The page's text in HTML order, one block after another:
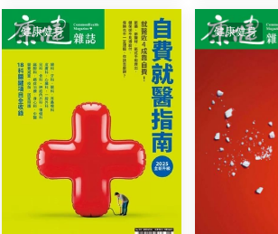
健康健身 健康健身